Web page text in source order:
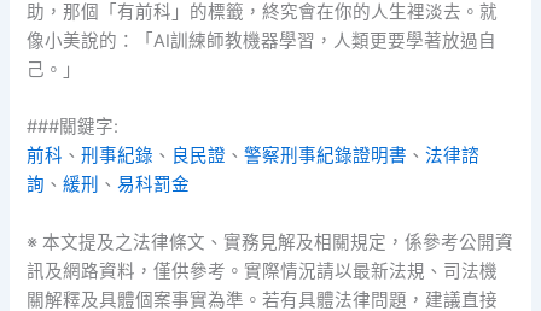
助，那個「有前科」的標籤，終究會在你的人生裡淡去。就
像小美說的：「AI訓練師教機器學習，人類更要學著放過自
己。」
###關鍵字:
前科 、刑事紀錄 、 良民證 、警察刑事紀錄證明書 、法律諮
詢 、緩刑 、易科罰金
※ 本文提及之法律條文、實務見解及相關規定，係參考公開資
訊及網路資料，僅供參考。實際情況請以最新法規、司法機
關解釋及具體個案事實為準。若有具體法律問題，建議直接